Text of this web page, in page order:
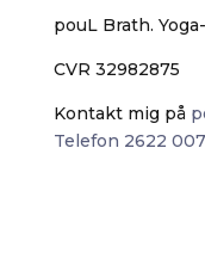
pouL Brath.
CVR 32982875
Kontakt mig på
Telefon 2622